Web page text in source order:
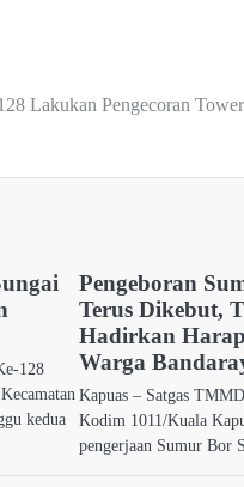
Lakukan Pengecoran Tower
128
kedua
Pengeboran
Terus Dikebut,
Hadirkan
Warga
Kapuas – Satgas
Kodim 1011/Kuala
pengerjaan Sumur Bor